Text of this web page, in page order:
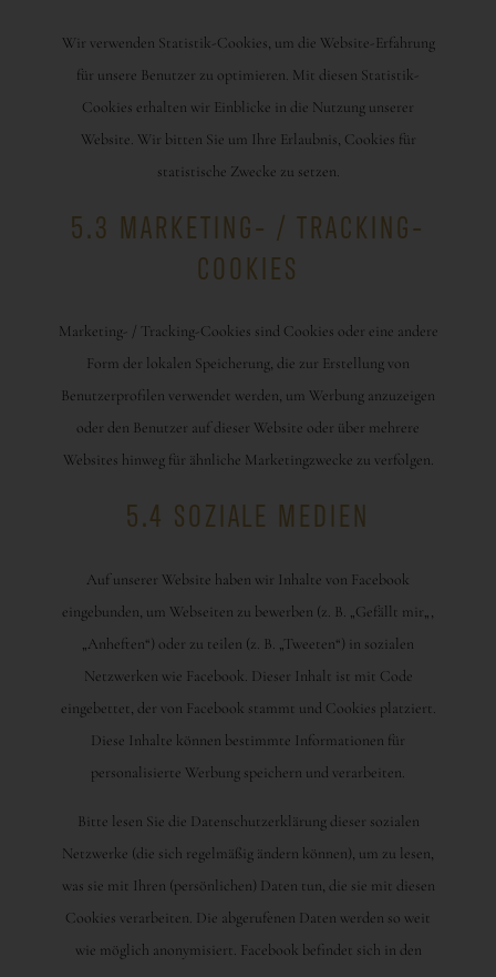
Wir verwenden Statistik-Cookies, um die Website-Erfahrung
für unsere Benutzer zu optimieren. Mit diesen Statistik-
Cookies erhalten wir Einblicke in die Nutzung unserer
Website. Wir bitten Sie um Ihre Erlaubnis, Cookies für
statistische Zwecke zu setzen.
5.3 MARKETING- / TRACKING-
COOKIES
Marketing- / Tracking-Cookies sind Cookies oder eine andere
Form der lokalen Speicherung, die zur Erstellung von
Benutzerprofilen verwendet werden, um Werbung anzuzeigen
oder den Benutzer auf dieser Website oder über mehrere
Websites hinweg für ähnliche Marketingzwecke zu verfolgen.
5.4 SOZIALE MEDIEN
Auf unserer Website haben wir Inhalte von Facebook
eingebunden, um Webseiten zu bewerben (z. B. „Gefällt mir„,
„Anheften“) oder zu teilen (z. B. „Tweeten“) in sozialen
Netzwerken wie Facebook. Dieser Inhalt ist mit Code
eingebettet, der von Facebook stammt und Cookies platziert.
Diese Inhalte können bestimmte Informationen für
personalisierte Werbung speichern und verarbeiten.
Bitte lesen Sie die Datenschutzerklärung dieser sozialen
Netzwerke (die sich regelmäßig ändern können), um zu lesen,
was sie mit Ihren (persönlichen) Daten tun, die sie mit diesen
Cookies verarbeiten. Die abgerufenen Daten werden so weit
wie möglich anonymisiert. Facebook befindet sich in den